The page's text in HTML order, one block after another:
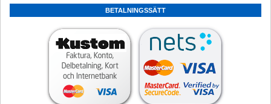
BETALNINGSSÄTT